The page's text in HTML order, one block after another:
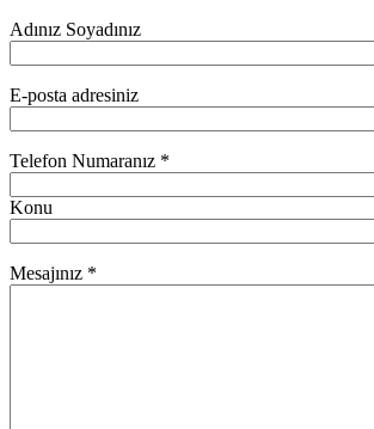
Adınız Soyadınız
E-posta adresiniz
Telefon Numaranız *
Konu
Mesajınız *